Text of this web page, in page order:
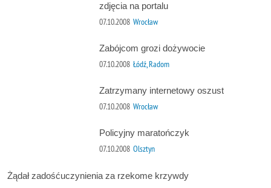
zdjęcia na portalu
07.10.2008 Wrocław
Zabójcom grozi dożywocie
07.10.2008 Łódź, Radom
Zatrzymany internetowy oszust
07.10.2008 Wrocław
Policyjny maratończyk
07.10.2008 Olsztyn
Żądał zadośćuczynienia za rzekome krzywdy